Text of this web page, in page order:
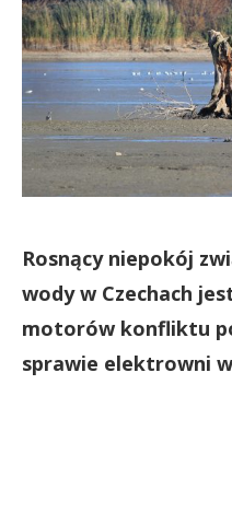
Rosnący niepokój
wody w Czechach
motorów konfliktu
sprawie elektrowni